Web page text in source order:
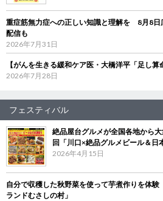
重症筋無力症への正しい知識と理解を 8月8日
配信も
2026年7月31日
【がんを生きる緩和ケア医・大橋洋平「足し
2026年7月28日
フェスティバル
絶品屋台グルメが全国各地から
回「川口×絶品グルメビール＆日
2026年4月15日
自分で収穫した秋野菜を使って芋煮作りを体
ランドむさしの村」